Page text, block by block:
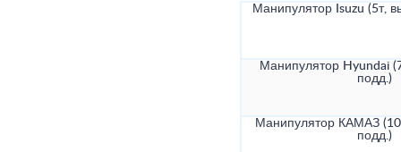
Манипулятор Isuzu (5т,
Манипулятор Hyundai
подд.)
Манипулятор КАМАЗ
подд.)